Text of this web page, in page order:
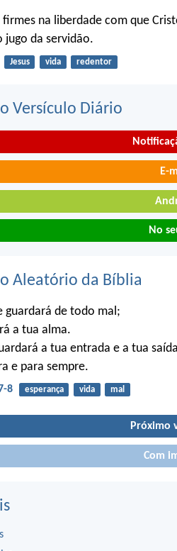
firmes na liberdade com que
jugo da servidão.
Jesus vida redentor
Versículo Diário
E-
No
Aleatório da Bíblia
guardará de todo mal;
a tua alma.
a tua entrada e a tua
e para sempre.
8 esperança vida mal
Próximo
Com